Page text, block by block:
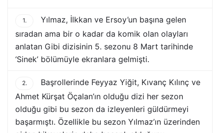
1.
Yılmaz, İlkkan ve Ersoy’un başına gelen
sıradan ama bir o kadar da komik olan olayları
anlatan Gibi dizisinin 5. sezonu 8 Mart tarihinde
‘Sinek’ bölümüyle ekranlara gelmişti.
2.
Başrollerinde Feyyaz Yiğit, Kıvanç Kılınç ve
Ahmet Kürşat Öçalan’ın olduğu dizi her sezon
olduğu gibi bu sezon da izleyenleri güldürmeyi
başarmıştı. Özellikle bu sezon Yılmaz’ın üzerinden